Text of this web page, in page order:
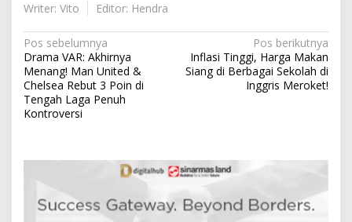
Writer: Vito
Editor: Hendra
N
a
v
i
a
Pos sebelumnya
Drama VAR: Akhirnya
Menang! Man United &
Chelsea Rebut 3 Poin di
Tengah Laga Penuh
Kontroversi
Pos berikutnya
Inflasi Tinggi, Harga Makan
Siang di Berbagai Sekolah di
Inggris Meroket!